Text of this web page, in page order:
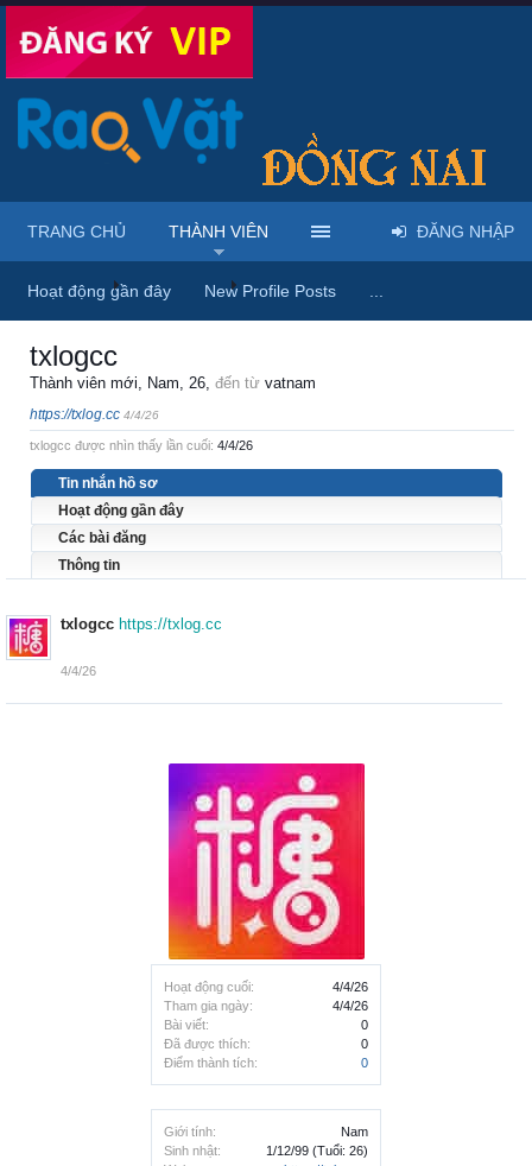
Trang chủ Thành viên txlogcc
Hoạt động cuối:
4/4/26
Tham gia ngày:
4/4/26
Bài viết:
0
Đã được thích:
0
Điểm thành tích:
0
Giới tính:
Nam
Sinh nhật:
1/12/99 (Tuổi: 26)
txlogcc
Thành viên mới, Nam, 26, đến từ vatnam
https://txlog.cc 4/4/26
txlogcc được nhìn thấy lần cuối: 4/4/26
Tin nhắn hồ sơ
Hoạt động gần đây
Các bài đăng
Thông tin
txlogcc https://txlog.cc
4/4/26
TRANG CHỦ THÀNH VIÊN
Hoạt động gần đây New Profile Posts
ĐĂNG NHẬP